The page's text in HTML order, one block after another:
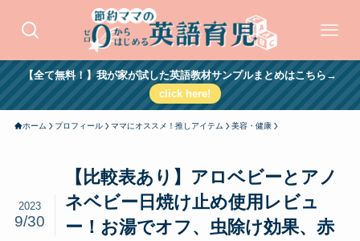
【全て無料！】我が家が試した英語教材サンプルまとめはこちら→
click here!
ホーム プロフィール ママにオススメ！推しアイテム 美容・健康
【比較表あり】アロベビーとアノ
ネベビー日焼け止め使用レビュ
ー！お湯でオフ、虫除け効果、赤
2023
9/30